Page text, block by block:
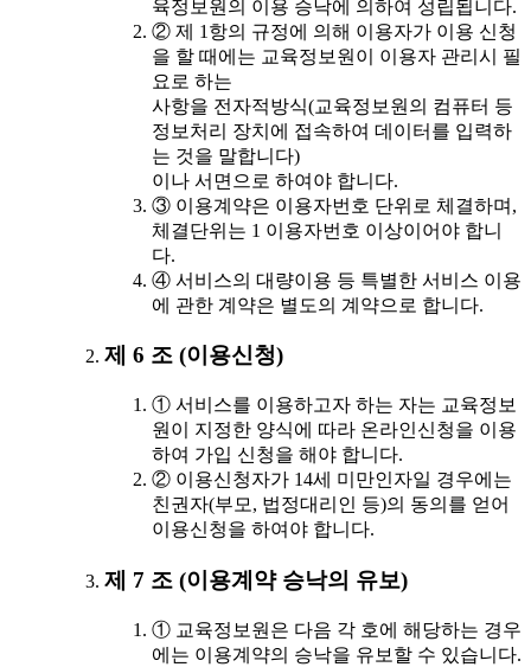
육정보원의 이용 승낙에 의하여 성립됩니다.
② 제 1항의 규정에 의해 이용자가 이용 신청
을 할 때에는 교육정보원이 이용자 관리시 필
요로 하는
사항을 전자적방식(교육정보원의 컴퓨터 등
정보처리 장치에 접속하여 데이터를 입력하
는 것을 말합니다)
이나 서면으로 하여야 합니다.
③ 이용계약은 이용자번호 단위로 체결하며,
체결단위는 1 이용자번호 이상이어야 합니
다.
④ 서비스의 대량이용 등 특별한 서비스 이용
에 관한 계약은 별도의 계약으로 합니다.
제 6 조 (이용신청)
① 서비스를 이용하고자 하는 자는 교육정보
원이 지정한 양식에 따라 온라인신청을 이용
하여 가입 신청을 해야 합니다.
② 이용신청자가 14세 미만인자일 경우에는
친권자(부모, 법정대리인 등)의 동의를 얻어
이용신청을 하여야 합니다.
제 7 조 (이용계약 승낙의 유보)
① 교육정보원은 다음 각 호에 해당하는 경우
에는 이용계약의 승낙을 유보할 수 있습니다.